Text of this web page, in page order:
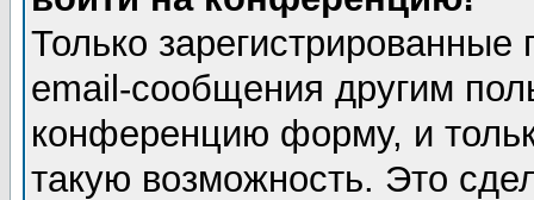
Только зарегистрированные
email-сообщения другим
конференцию форму, и
такую возможность. Это